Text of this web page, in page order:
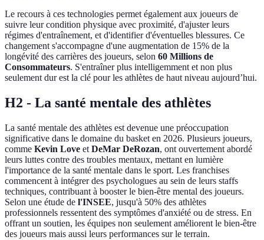
Le recours à ces technologies permet également aux joueurs de
suivre leur condition physique avec proximité, d'ajuster leurs
régimes d'entraînement, et d'identifier d'éventuelles blessures. Ce
changement s'accompagne d'une augmentation de 15% de la
longévité des carrières des joueurs, selon 60 Millions de
Consommateurs. S'entraîner plus intelligemment et non plus
seulement dur est la clé pour les athlètes de haut niveau aujourd’hui.
H2 - La santé mentale des athlètes
La santé mentale des athlètes est devenue une préoccupation
significative dans le domaine du basket en 2026. Plusieurs joueurs,
comme Kevin Love et DeMar DeRozan, ont ouvertement abordé
leurs luttes contre des troubles mentaux, mettant en lumière
l'importance de la santé mentale dans le sport. Les franchises
commencent à intégrer des psychologues au sein de leurs staffs
techniques, contribuant à booster le bien-être mental des joueurs.
Selon une étude de l'INSEE, jusqu'à 50% des athlètes
professionnels ressentent des symptômes d'anxiété ou de stress. En
offrant un soutien, les équipes non seulement améliorent le bien-être
des joueurs mais aussi leurs performances sur le terrain.